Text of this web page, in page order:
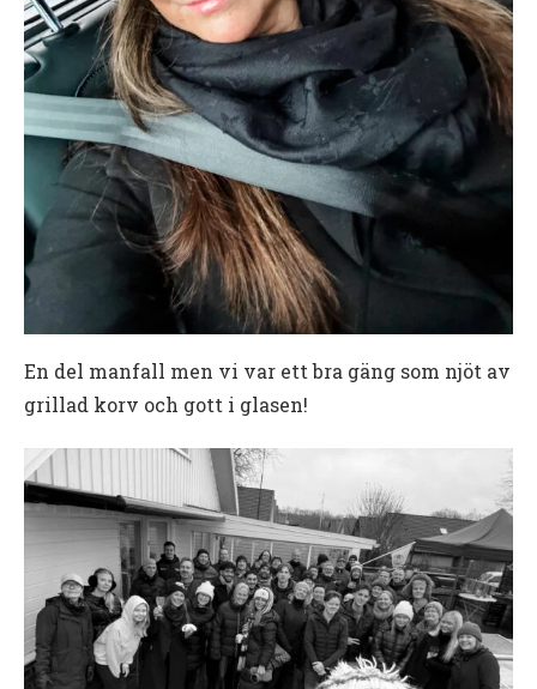
En del manfall men vi var ett bra gäng som njöt av
grillad korv och gott i glasen!